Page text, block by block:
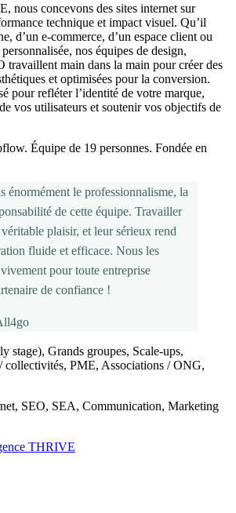
nous concevons des sites internet sur
technique et impact visuel. Qu’il
d’un e-commerce, d’un espace client ou
nos équipes de design,
travaillent main dans la main pour créer des
et optimisées pour la conversion.
pour refléter l’identité de votre marque,
vos utilisateurs et soutenir vos objectifs de
Équipe de 19 personnes. Fondée en
énormément le professionnalisme, la
de cette équipe. Travailler
plaisir, et leur sérieux rend
fluide et efficace. Nous les
pour toute entreprise
de confiance !
stage), Grands groupes, Scale-ups,
collectivités, PME, Associations / ONG,
SEO, SEA, Communication, Marketing
THRIVE